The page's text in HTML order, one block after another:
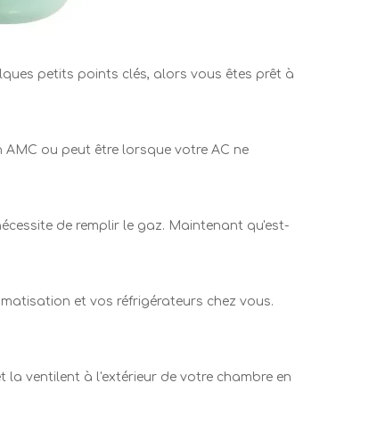
petits points clés, alors vous êtes prêt à
ou peut être lorsque votre AC ne
de remplir le gaz. Maintenant qu'est-
et vos réfrigérateurs chez vous.
ventilent à l'extérieur de votre chambre en